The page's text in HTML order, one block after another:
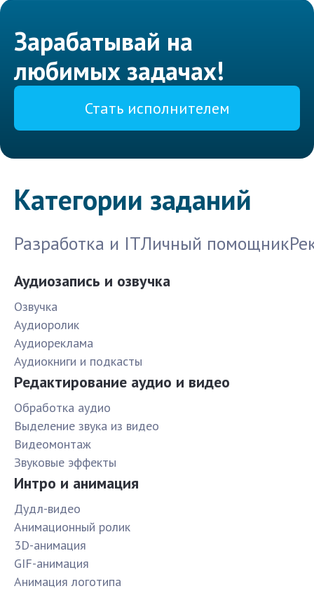
Зарабатывай на
любимых задачах!
Стать исполнителем
Категории заданий
Разработка и ITЛичный помощник
Аудиозапись и озвучка
Озвучка
Аудиоролик
Аудиореклама
Аудиокниги и подкасты
Редактирование аудио и видео
Обработка аудио
Выделение звука из видео
Видеомонтаж
Звуковые эффекты
Интро и анимация
Дудл-видео
Анимационный ролик
3D-анимация
GIF-анимация
Анимация логотипа